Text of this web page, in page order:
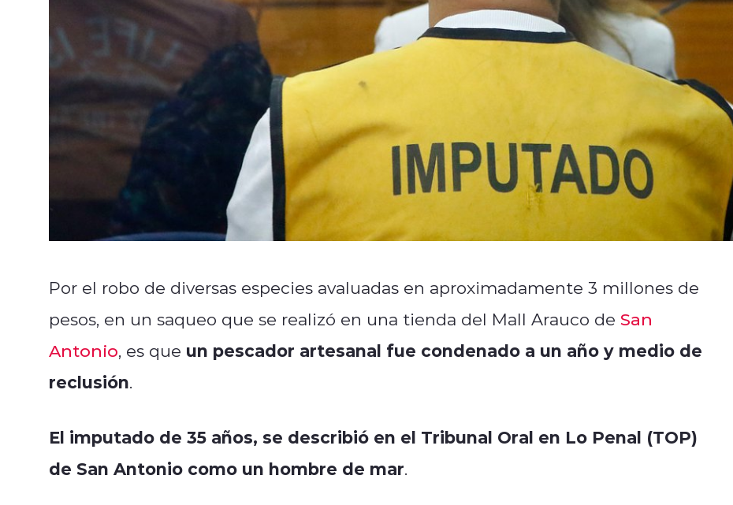
Por el robo de diversas especies avaluadas en aproximadamente 3 millones de
pesos, en un saqueo que se realizó en una tienda del Mall Arauco de San
Antonio, es que un pescador artesanal fue condenado a un año y medio de
reclusión.
El imputado de 35 años, se describió en el Tribunal Oral en Lo Penal (TOP)
de San Antonio como un hombre de mar.